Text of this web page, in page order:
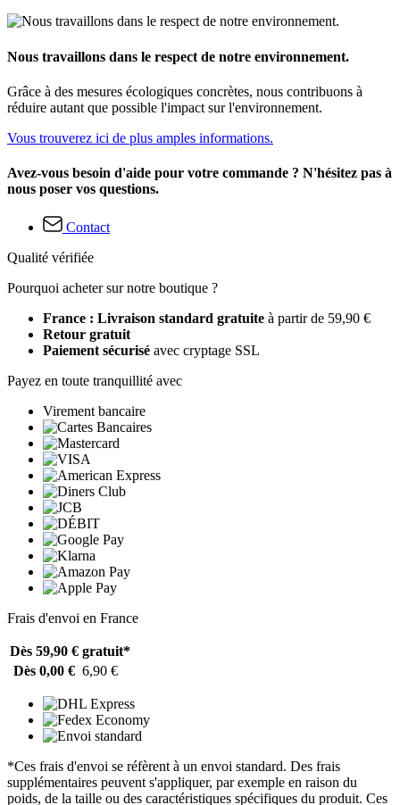
Nous travaillons dans le respect de notre environnement.
Grâce à des mesures écologiques concrètes, nous contribuons à
réduire autant que possible l'impact sur l'environnement.
Vous trouverez ici de plus amples informations.
Avez-vous besoin d'aide pour votre commande ? N'hésitez pas à
nous poser vos questions.
Contact
Qualité vérifiée
Pourquoi acheter sur notre boutique ?
France : Livraison standard gratuite à partir de 59,90 €
Retour gratuit
Paiement sécurisé avec cryptage SSL
Payez en toute tranquillité avec
Virement bancaire
Frais d'envoi en France
Dès 59,90 € gratuit*
Dès 0,00 € 6,90 €
*Ces frais d'envoi se réfèrent à un envoi standard. Des frais
supplémentaires peuvent s'appliquer, par exemple en raison du
poids, de la taille ou des caractéristiques spécifiques du produit. Ces